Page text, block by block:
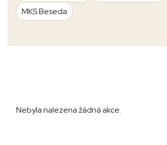
MKS Beseda
Nebyla nalezena žádná akce.